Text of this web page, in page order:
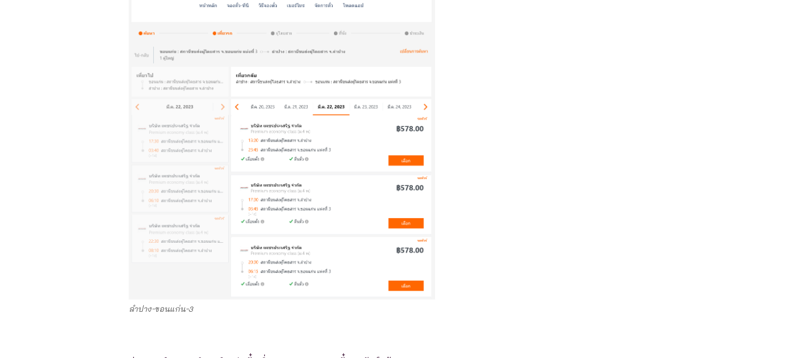
ลำปาง-ขอนแก่น-3